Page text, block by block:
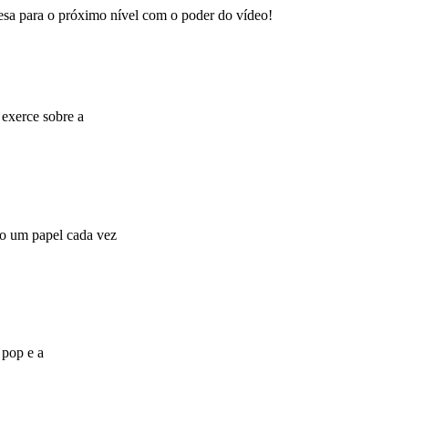
para o próximo nível com o poder do vídeo!
sobre a
um papel cada vez
e a